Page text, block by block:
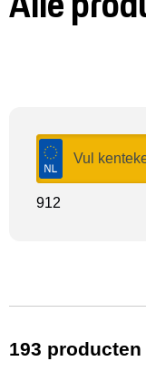
912
193 producten